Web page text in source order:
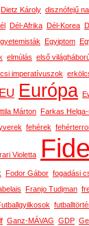
Dietz Károly disznófejű
Dél-Afrika Dél-Korea
Egyiptom
elmúlás első
imperatívuszok
EU Európa
Márton Farkas
fehérek
Violetta
Fodor Gábor fogadási
Franjo Tudjman
Ganz-MÁVAG GDP